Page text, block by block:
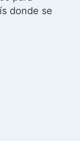
donde se